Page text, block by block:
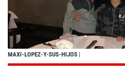
MAXI-LOPEZ-Y-SUS-HIJOS |